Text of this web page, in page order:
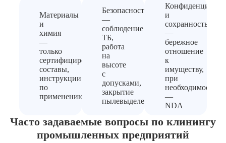
Материалы
и
химия
—
только
сертифицированные
составы,
инструкции
по
применению
Безопасность
—
соблюдение
ТБ,
работа
на
высоте
с
допусками,
закрытие
пылевыделения
и
сохранность
—
бережное
отношение
к
имуществу,
при
необходимости
—
NDA
Часто задаваемые вопросы по клинингу
промышленных предприятий
В зависимости от специфики